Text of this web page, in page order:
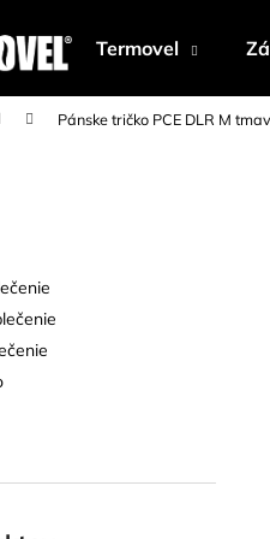
Termovel
Pánske tričko PCE DLR M